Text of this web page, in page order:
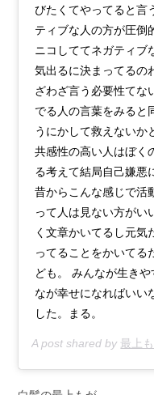
びたくてやってると言
ティブな人の方が圧倒
ニコしててネガティブ
気出るに決まってるの
ざわざ言う必要性てな
でる人の言葉をみると
うにかして救えないか
共感性の高い人はぼく
る考えて結局自己嫌悪
昔からこんな感じで活
って人は見ない方がい
く文章かいてるし元気
ってることをかいてる
ども。 みんなが生き
なが幸せになればいい
した。まる。
A post shared by 最上